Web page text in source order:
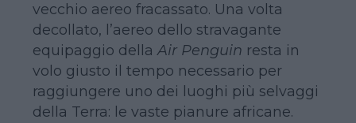
vecchio aereo fracassato. Una volta
decollato, l’aereo dello stravagante
equipaggio dellaAir Penguin resta in
volo giusto il tempo necessario per
raggiungere uno dei luoghi più selvaggi
della Terra: le vaste pianure africane.